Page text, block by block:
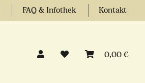
FAQ & Infothek Kontakt
0,00 €